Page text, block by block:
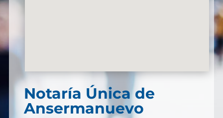
Notaría Única de
Ansermanuevo